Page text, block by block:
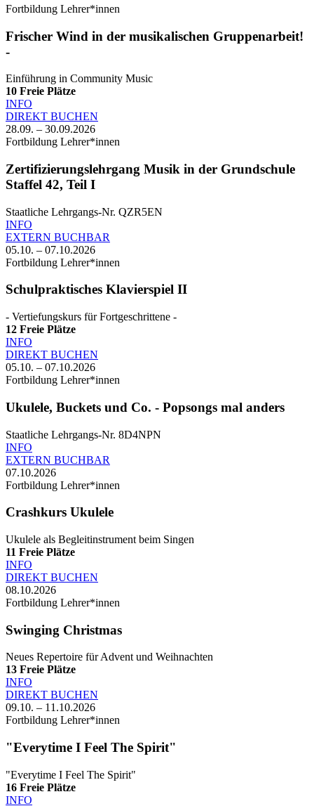
Fortbildung Lehrer*innen
Frischer Wind in der musikalischen Gruppenarbeit!
-
Einführung in Community Music
10 Freie Plätze
INFO
DIREKT BUCHEN
28.09. – 30.09.2026
Fortbildung Lehrer*innen
Zertifizierungslehrgang Musik in der Grundschule
Staffel 42, Teil I
Staatliche Lehrgangs-Nr. QZR5EN
INFO
EXTERN BUCHBAR
05.10. – 07.10.2026
Fortbildung Lehrer*innen
Schulpraktisches Klavierspiel II
- Vertiefungskurs für Fortgeschrittene -
12 Freie Plätze
INFO
DIREKT BUCHEN
05.10. – 07.10.2026
Fortbildung Lehrer*innen
Ukulele, Buckets und Co. - Popsongs mal anders
Staatliche Lehrgangs-Nr. 8D4NPN
INFO
EXTERN BUCHBAR
07.10.2026
Fortbildung Lehrer*innen
Crashkurs Ukulele
Ukulele als Begleitinstrument beim Singen
11 Freie Plätze
INFO
DIREKT BUCHEN
08.10.2026
Fortbildung Lehrer*innen
Swinging Christmas
Neues Repertoire für Advent und Weihnachten
13 Freie Plätze
INFO
DIREKT BUCHEN
09.10. – 11.10.2026
Fortbildung Lehrer*innen
"Everytime I Feel The Spirit"
"Everytime I Feel The Spirit"
16 Freie Plätze
INFO